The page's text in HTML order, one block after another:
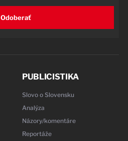
Odoberať
PUBLICISTIKA
Slovo o Slovensku
Analýza
Názory/komentáre
Reportáže